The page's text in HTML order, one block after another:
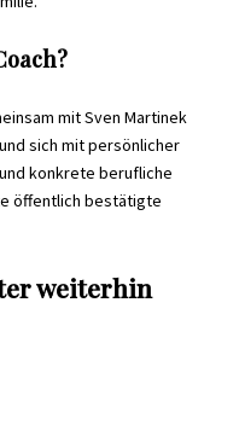
mit Sven Martinek
sich mit persönlicher
konkrete berufliche
öffentlich bestätigte
weiterhin